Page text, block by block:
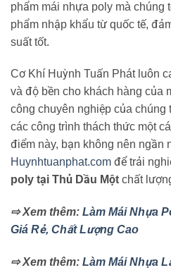
phẩm mái nhựa poly mà chúng
phẩm nhập khẩu từ quốc tế,
suất tốt.
Cơ Khí Huỳnh Tuấn Phát luôn
và độ bền cho khách hàng của
công chuyên nghiệp của chúng
các công trình thách thức một
điểm này, bạn không nên ngần
Huynhtuanphat.com để trải
poly tại Thủ Dầu Một chất
⇨ Xem thêm: Làm Mái Nhựa
Giá Rẻ, Chất Lượng Cao
⇨ Xem thêm: Làm Mái Nhựa